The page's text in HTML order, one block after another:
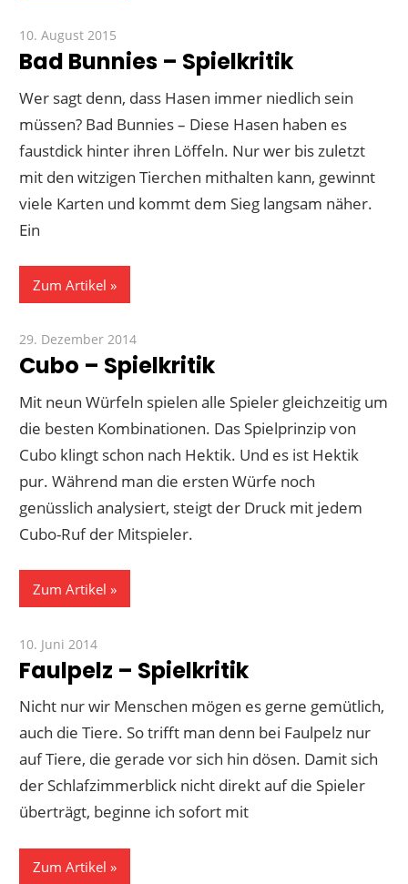
10. August 2015
Bad Bunnies – Spielkritik
Wer sagt denn, dass Hasen immer niedlich sein
müssen? Bad Bunnies – Diese Hasen haben es
faustdick hinter ihren Löffeln. Nur wer bis zuletzt
mit den witzigen Tierchen mithalten kann, gewinnt
viele Karten und kommt dem Sieg langsam näher.
Ein
Zum Artikel
29. Dezember 2014
Cubo – Spielkritik
Mit neun Würfeln spielen alle Spieler gleichzeitig um
die besten Kombinationen. Das Spielprinzip von
Cubo klingt schon nach Hektik. Und es ist Hektik
pur. Während man die ersten Würfe noch
genüsslich analysiert, steigt der Druck mit jedem
Cubo-Ruf der Mitspieler.
Zum Artikel
10. Juni 2014
Faulpelz – Spielkritik
Nicht nur wir Menschen mögen es gerne gemütlich,
auch die Tiere. So trifft man denn bei Faulpelz nur
auf Tiere, die gerade vor sich hin dösen. Damit sich
der Schlafzimmerblick nicht direkt auf die Spieler
überträgt, beginne ich sofort mit
Zum Artikel